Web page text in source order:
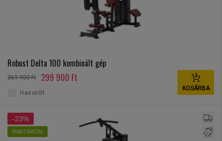
Robust Delta 100 kombinált gép
369 900 Ft 299 900 Ft
KOSÁRBA
Hasonlít
-23%
RAKTÁRON